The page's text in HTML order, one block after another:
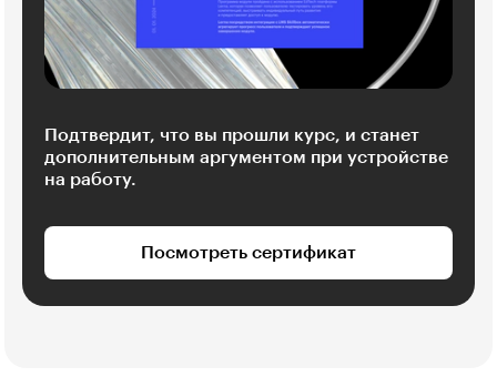
Подтвердит, что вы прошли курс, и станет
дополнительным аргументом при устройстве
на работу.
Посмотреть сертификат